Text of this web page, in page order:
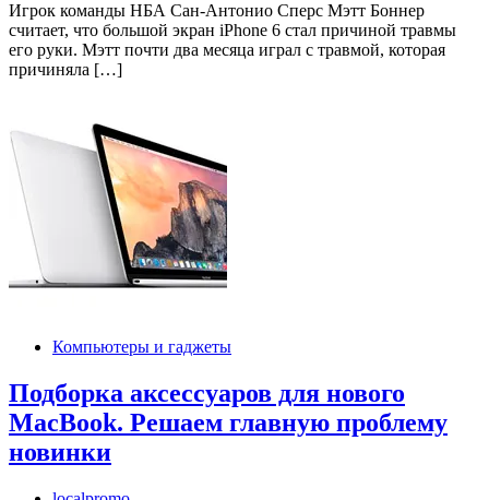
Игрок команды НБА Сан-Антонио Сперс Мэтт Боннер
считает, что большой экран iPhone 6 стал причиной травмы
его руки. Мэтт почти два месяца играл с травмой, которая
причиняла […]
Компьютеры и гаджеты
Подборка аксессуаров для нового
MacBook. Решаем главную проблему
новинки